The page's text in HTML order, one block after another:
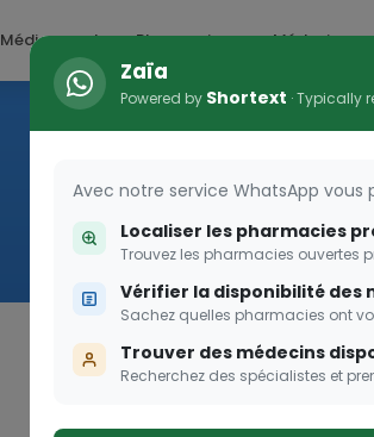
Médicaments Pharmacies Médecins
Zaïa
Powered by Shortext · Typically
Avec notre service WhatsApp vous
Localiser les pharmacies
Trouvez les pharmacies ouvertes
Vérifier la disponibilité des
Sachez quelles pharmacies ont
Trouver des médecins
Recherchez des spécialistes et